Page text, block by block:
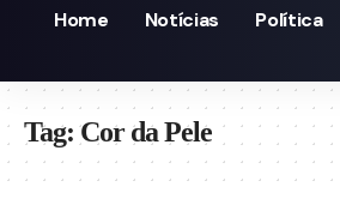
Home Notícias Política
Tag:Cor da Pele